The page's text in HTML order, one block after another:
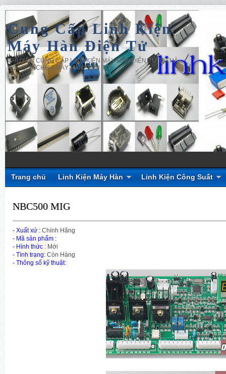
Cung Cấp Linh Kiện
Máy Hàn Điện Tử
CHUYÊN CUNG CẤP LINH KIỆN MÁY HÀN ĐIỆN TỬ TẠI HÀ
NỘI, SỬA CHỮA MÁY HÀN ĐIỆN TỬ
Trang chủ Linh Kiện Máy Hàn Linh Kiện Công Suất
NBC500 MIG
- Xuất xứ : Chính Hãng
- Mã sản phẩm :
- Hình thức : Mới
- Tình trạng: Còn Hàng
- Thông số kỹ thuật: